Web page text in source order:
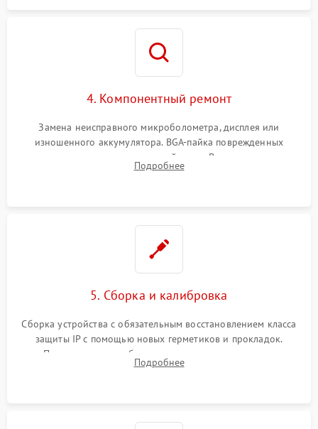
4. Компонентный ремонт
Замена неисправного микроболометра, дисплея или
изношенного аккумулятора. BGA-пайка поврежденных
контроллеров на материнской плате. Восстановление
разъемов и кнопок, замена поврежденных элементов
Подробнее
5. Сборка и калибровка
Сборка устройства с обязательным восстановлением класса
защиты IP с помощью новых герметиков и прокладок.
Программная калибровка матрицы по эталонному
абсолютно черному телу для точного измерения температур.
Подробнее